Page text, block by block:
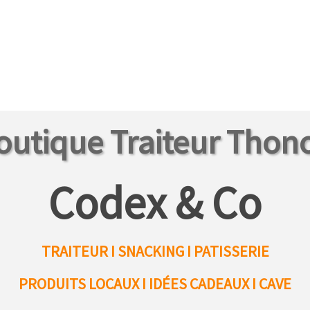
Traiteur
Codex & Co
TRAITEUR I SNACKING I PATISSERIE
PRODUITS LOCAUXI IDÉES CADEAUX I CAVE